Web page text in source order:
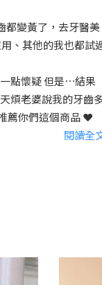
都變黃了，去牙醫美
、其他的我也都試
點懷疑 但是⋯結果
煩老婆說我的牙齒
薦你們這個商品 ❤️
閱讀全